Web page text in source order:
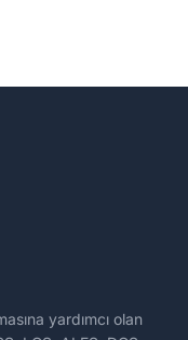
yardımcı olan